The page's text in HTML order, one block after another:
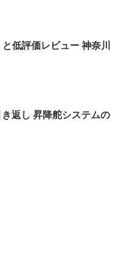
低評価レビュー 神奈川
返し 昇降舵システムの